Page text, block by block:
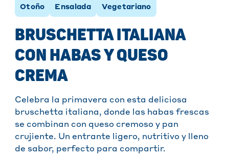
Otoño Ensalada Vegetariano
BRUSCHETTA ITALIANA
CON HABAS Y QUESO
CREMA
Celebra la primavera con esta deliciosa
bruschetta italiana, donde las habas frescas
se combinan con queso cremoso y pan
crujiente. Un entrante ligero, nutritivo y lleno
de sabor, perfecto para compartir.